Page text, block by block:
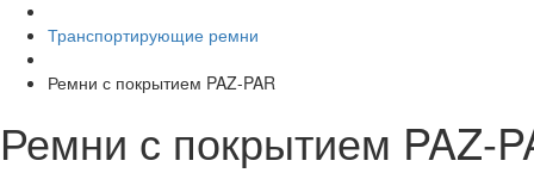
Транспортирующие ремни
Ремни с покрытием PAZ-PAR
Ремни с покрытием PAZ-